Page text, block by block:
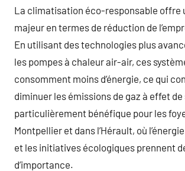
La climatisation éco-responsable offre
majeur en termes de réduction de
En utilisant des technologies plus
les pompes à chaleur air-air, ces
consomment moins d’énergie, ce qui
diminuer les émissions de gaz à effet
particulièrement bénéfique pour les
Montpellier et dans l’Hérault, où
et les initiatives écologiques prennent
d’importance.